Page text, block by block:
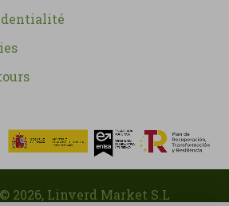
2026, Linverd Market S.L